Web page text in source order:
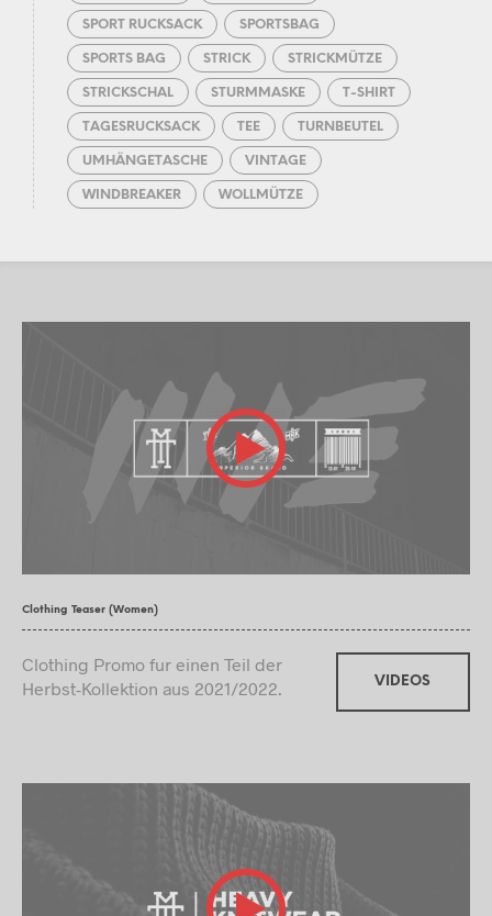
SPORT RUCKSACK SPORTSBAG
SPORTS BAG STRICK STRICKMÜTZE
STRICKSCHAL STURMMASKE T-SHIRT
TAGESRUCKSACK TEE TURNBEUTEL
UMHÄNGETASCHE VINTAGE
WINDBREAKER WOLLMÜTZE
Clothing Teaser (Women)
Clothing Promo fur einen Teil der
Herbst-Kollektion aus 2021/2022.
VIDEOS